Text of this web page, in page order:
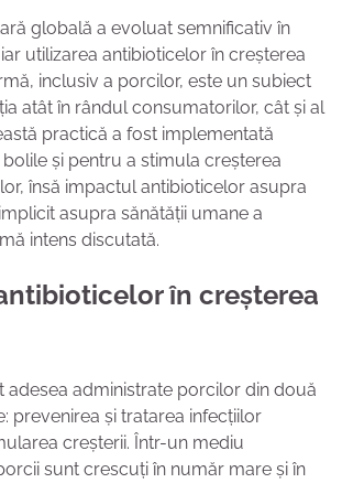
globală a evoluat semnificativ în
utilizarea antibioticelor în creșterea
inclusiv a porcilor, este un subiect
atât în rândul consumatorilor, cât și al
practică a fost implementată
și pentru a stimula creșterea
însă impactul antibioticelor asupra
asupra sănătății umane a
intens discutată.
în creșterea
adesea administrate porcilor din două
prevenirea și tratarea infecțiilor
creșterii. Într-un mediu
sunt crescuți în număr mare și în